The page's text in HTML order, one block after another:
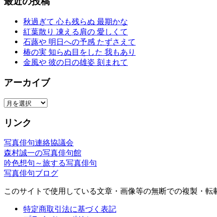
秋過ぎて 心も残らぬ 最期かな
紅葉散り 凍える肩の 愛しくて
石蕗や 明日への予感 たずさえて
椿の実 知らぬ目をした 我もあり
金風や 彼の日の雄姿 刻まれて
アーカイブ
ア
カ
ブ
リンク
写真俳句連絡協議会
森村誠一の写真俳句館
吟色想句～旅する写真俳句
写真俳句ブログ
このサイトで使用している文章・画像等の無断での複製・転
特定商取引法に基づく表記